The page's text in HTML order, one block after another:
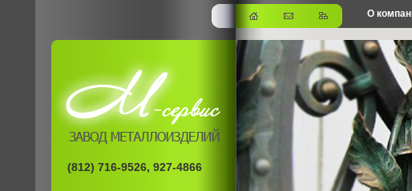
О
(812) 716-9526, 927-4866